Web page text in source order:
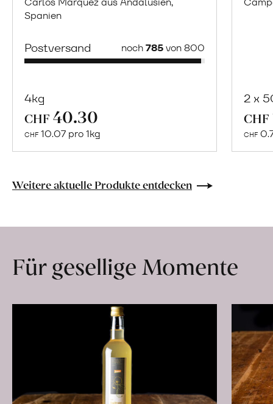
Spanien
Postversand noch785von 800
4kg
CHF 40.30
CHF 10.07 pro 1kg
Naturbelassene
Lebensmittel
Hof
erfahren
2 x
CHF
CHF
Weitere aktuelle Produkte entdecken
Für gesellige Momente